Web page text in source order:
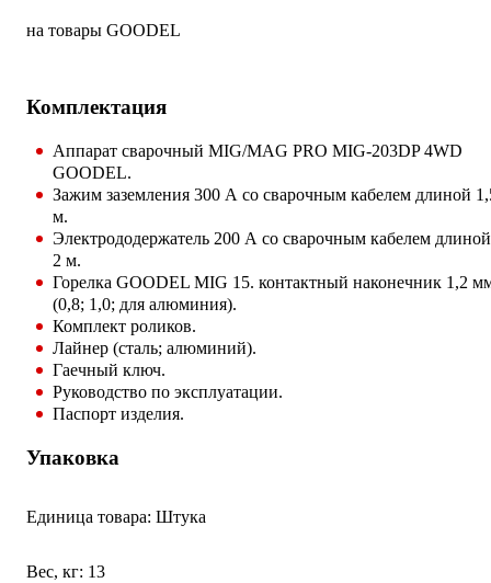
на товары GOODEL
Комплектация
Аппарат сварочный MIG/MAG PRO MIG-203DP 4WD
GOODEL.
Зажим заземления 300 А со сварочным кабелем длиной
м.
Электрододержатель 200 А со сварочным кабелем длиной
2 м.
Горелка GOODEL MIG 15. контактный наконечник 1,2
(0,8; 1,0; для алюминия).
Комплект роликов.
Лайнер (сталь; алюминий).
Гаечный ключ.
Руководство по эксплуатации.
Паспорт изделия.
Упаковка
Единица товара: Штука
Вес, кг: 13